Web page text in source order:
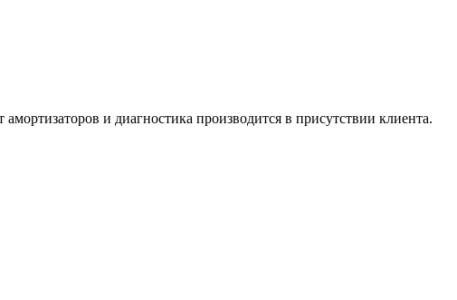
и диагностика производится в присутствии клиента.